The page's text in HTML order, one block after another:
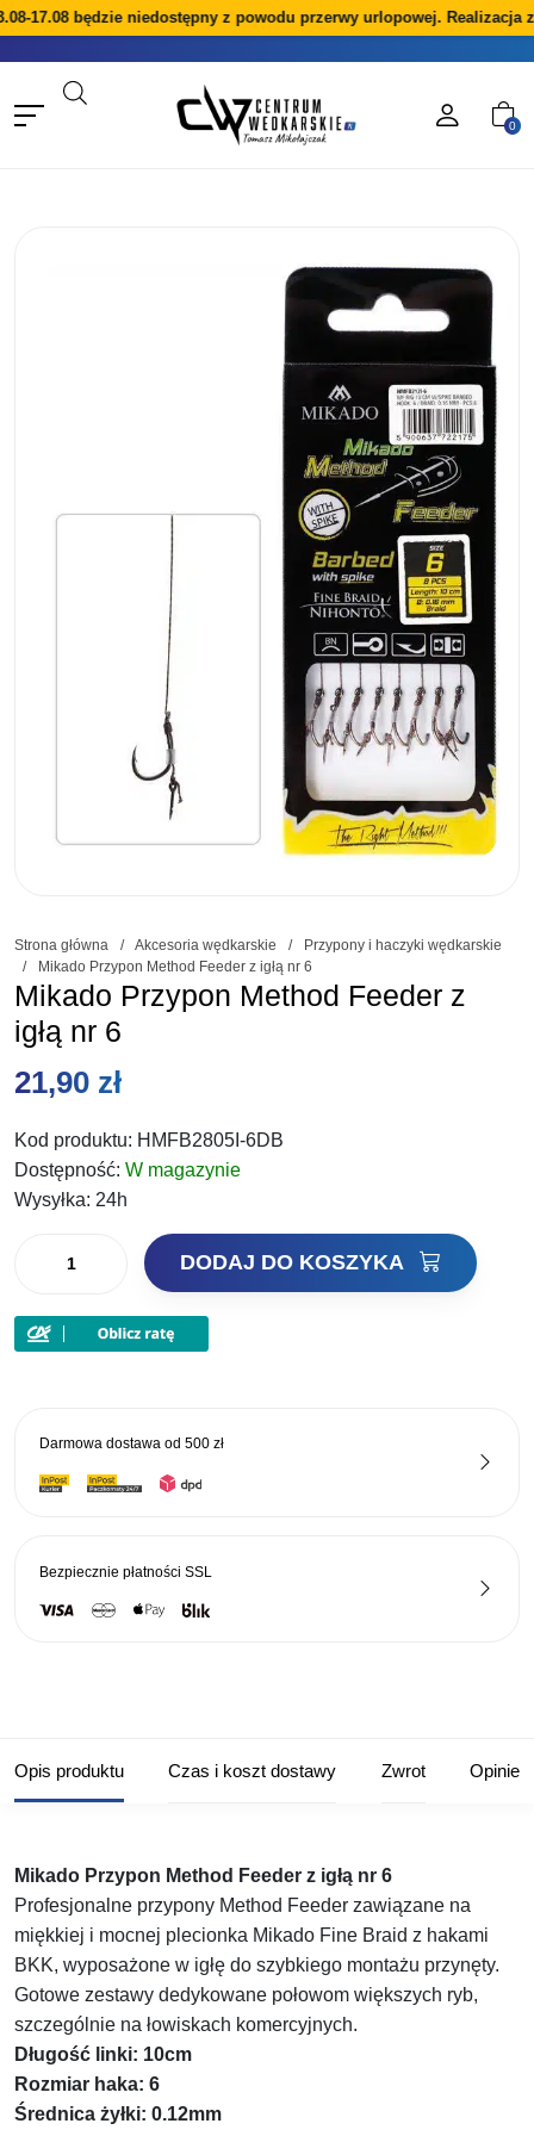
17.08 będzie niedostępny z powodu przerwy urlopowej. Realizacja
0
Strona główna / Akcesoria wędkarskie /
Przypony i haczyki wędkarskie
/
Mikado Przypon Method Feeder z igłą nr 6
Mikado Przypon Method Feeder z
igłą nr 6
21,90 zł
Kod produktu: HMFB2805I-6DB
Dostępność: W magazynie
Wysyłka: 24h
Mikado
Method
DODAJ DO KOSZYKA
Darmowa dostawa od 500 zł
Bezpiecznie płatności SSL
Opis produktu Czas i koszt dostawy Zwrot Opinie
Mikado Przypon Method Feeder z igłą nr 6
Profesjonalne przypony Method Feeder zawiązane na
miękkiej i mocnej plecionka Mikado Fine Braid z hakami
BKK, wyposażone w igłę do szybkiego montażu przynęty.
Gotowe zestawy dedykowane połowom większych ryb,
szczególnie na łowiskach komercyjnych.
Długość linki: 10cm
Rozmiar haka: 6
Średnica żyłki: 0.12mm